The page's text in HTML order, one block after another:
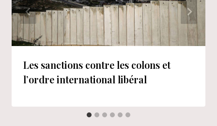
Les sanctions contre les colons et
l’ordre international libéral